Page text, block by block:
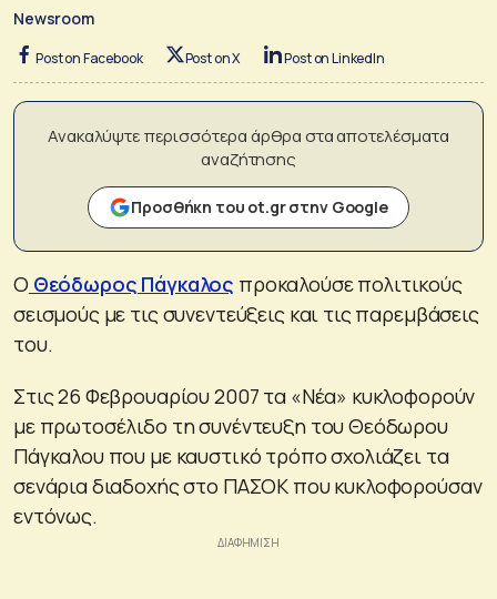
Newsroom
Post on Facebook Post on X Post on LinkedIn
Ανακαλύψτε περισσότερα άρθρα στα αποτελέσματα
αναζήτησης
Προσθήκη του ot.gr στην Google
Ο Θεόδωρος Πάγκαλος προκαλούσε πολιτικούς
σεισμούς με τις συνεντεύξεις και τις παρεμβάσεις
του.
Στις 26 Φεβρουαρίου 2007 τα «Νέα» κυκλοφορούν
με πρωτοσέλιδο τη συνέντευξη του Θεόδωρου
Πάγκαλου που με καυστικό τρόπο σχολιάζει τα
σενάρια διαδοχής στο ΠΑΣΟΚ που κυκλοφορούσαν
εντόνως.